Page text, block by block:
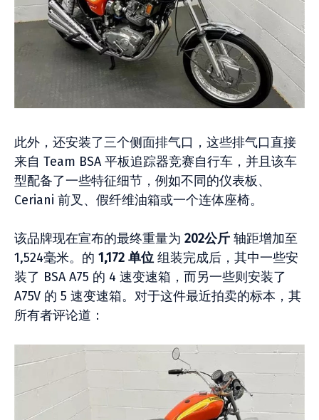
此外，还安装了三个侧面排气口，这些排气口直接
来自 Team BSA 平板追踪器竞赛自行车，并且该车
型配备了一些特征细节，例如不同的仪表板、
Ceriani 前叉、假纤维油箱或一个连体座椅。
该品牌现在宣布的最终重量为 202公斤 轴距增加至
1,524毫米。的 1,172 单位 组装完成后，其中一些安
装了 BSA A75 的 4 速变速箱，而另一些则安装了
A75V 的 5 速变速箱。对于这件最近拍卖的标本，其
所有者评论道：